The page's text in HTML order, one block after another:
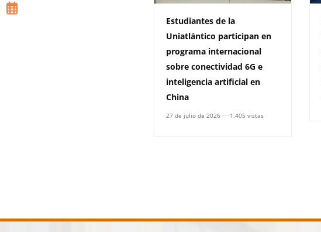
Estudiantes de la
Uniatlántico participan en
programa internacional
sobre conectividad 6G e
inteligencia artificial en
China
27 de julio de 2026 1.405 vistas